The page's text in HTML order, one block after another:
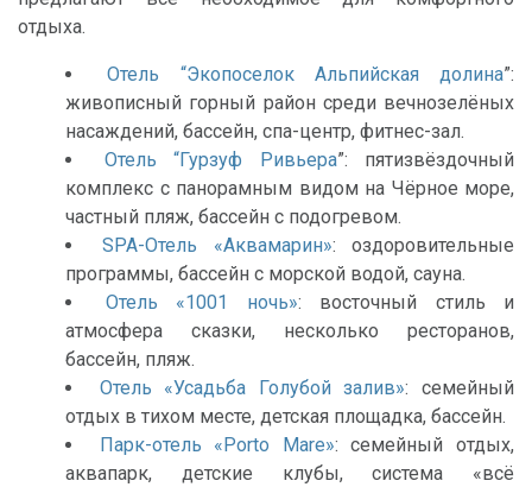
отдыха.
Отель “Экопоселок Альпийская долина”:
живописный горный район среди вечнозелёных
насаждений, бассейн, спа-центр, фитнес-зал.
Отель “Гурзуф Ривьера”: пятизвёздочный
комплекс с панорамным видом на Чёрное море,
частный пляж, бассейн с подогревом.
SPA-Отель «Аквамарин»: оздоровительные
программы, бассейн с морской водой, сауна.
Отель «1001 ночь»: восточный стиль и
атмосфера сказки, несколько ресторанов,
бассейн, пляж.
Отель «Усадьба Голубой залив»: семейный
отдых в тихом месте, детская площадка, бассейн.
Парк-отель «Porto Mare»: семейный отдых,
аквапарк, детские клубы, система «всё